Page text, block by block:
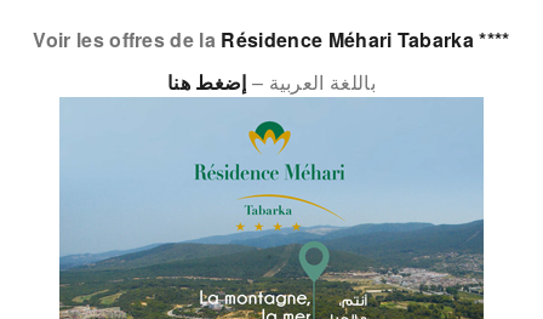
Voir les offres de la Résidence Méhari Tabarka ****
باللغة العربية – إضغط هنا